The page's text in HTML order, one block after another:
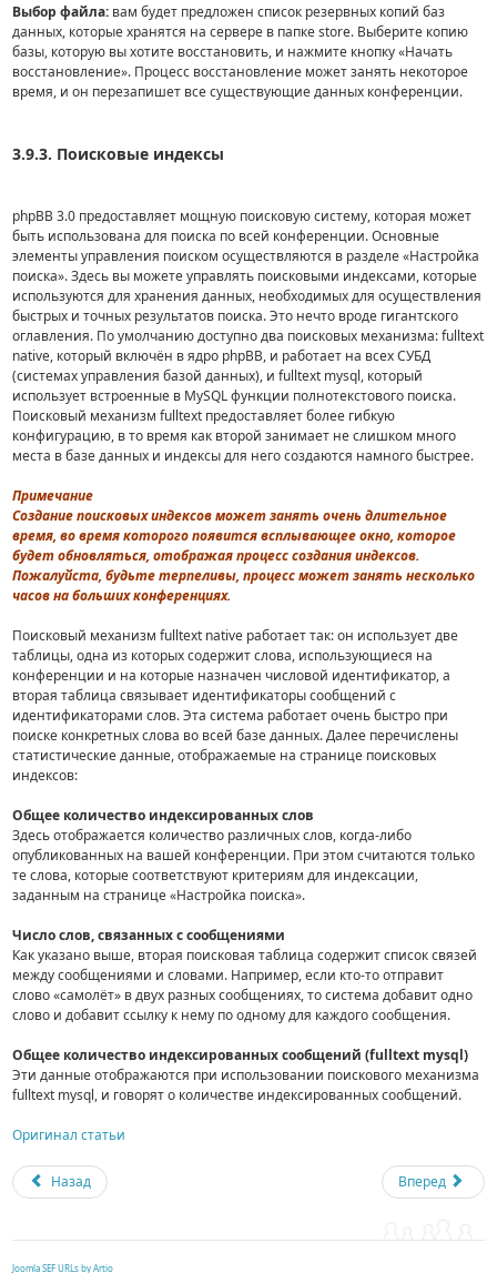
Выбор файла: вам будет предложен список резервных копий баз
данных, которые хранятся на сервере в папке store. Выберите копию
базы, которую вы хотите восстановить, и нажмите кнопку «Начать
восстановление». Процесс восстановление может занять некоторое
время, и он перезапишет все существующие данных конференции.
3.9.3. Поисковые индексы
phpBB 3.0 предоставляет мощную поисковую систему, которая может
быть использована для поиска по всей конференции. Основные
элементы управления поиском осуществляются в разделе «Настройка
поиска». Здесь вы можете управлять поисковыми индексами, которые
используются для хранения данных, необходимых для осуществления
быстрых и точных результатов поиска. Это нечто вроде гигантского
оглавления. По умолчанию доступно два поисковых механизма: fulltext
native, который включён в ядро phpBB, и работает на всех СУБД
(системах управления базой данных), и fulltext mysql, который
использует встроенные в MySQL функции полнотекстового поиска.
Поисковый механизм fulltext предоставляет более гибкую
конфигурацию, в то время как второй занимает не слишком много
места в базе данных и индексы для него создаются намного быстрее.
Примечание
Создание поисковых индексов может занять очень длительное
время, во время которого появится всплывающее окно, которое
будет обновляться, отображая процесс создания индексов.
Пожалуйста, будьте терпеливы, процесс может занять несколько
часов на больших конференциях.
Поисковый механизм fulltext native работает так: он использует две
таблицы, одна из которых содержит слова, использующиеся на
конференции и на которые назначен числовой идентификатор, а
вторая таблица связывает идентификаторы сообщений с
идентификаторами слов. Эта система работает очень быстро при
поиске конкретных слова во всей базе данных. Далее перечислены
статистические данные, отображаемые на странице поисковых
индексов:
Общее количество индексированных слов
Здесь отображается количество различных слов, когда-либо
опубликованных на вашей конференции. При этом считаются только
те слова, которые соответствуют критериям для индексации,
заданным на странице «Настройка поиска».
Число слов, связанных с сообщениями
Как указано выше, вторая поисковая таблица содержит список связей
между сообщениями и словами. Например, если кто-то отправит
слово «самолёт» в двух разных сообщениях, то система добавит одно
слово и добавит ссылку к нему по одному для каждого сообщения.
Общее количество индексированных сообщений (fulltext mysql)
Эти данные отображаются при использовании поискового механизма
fulltext mysql, и говорят о количестве индексированных сообщений.
Оригинал статьи
Назад Вперед
Joomla SEF URLs by Artio